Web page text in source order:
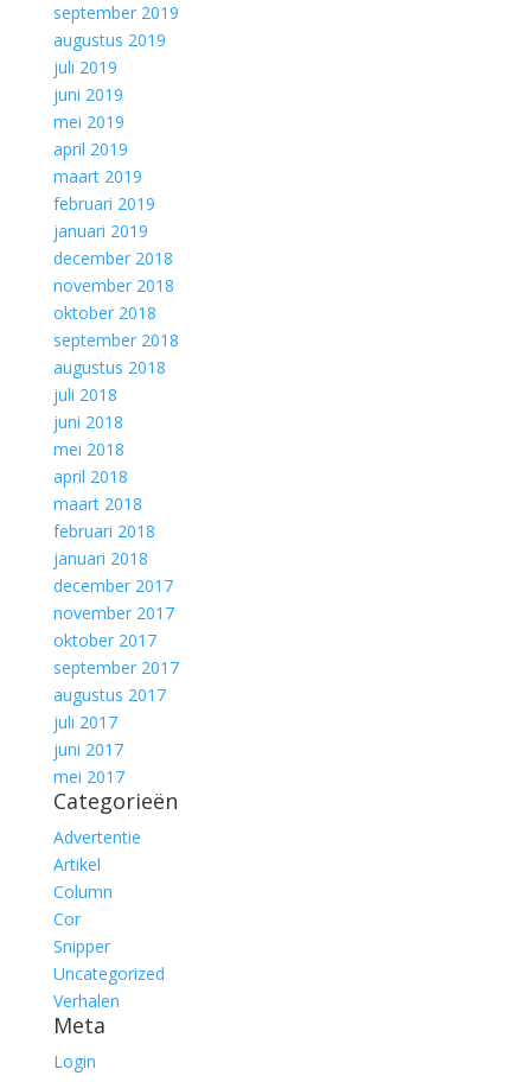
september 2019
augustus 2019
juli 2019
juni 2019
mei 2019
april 2019
maart 2019
februari 2019
januari 2019
december 2018
november 2018
oktober 2018
september 2018
augustus 2018
juli 2018
juni 2018
mei 2018
april 2018
maart 2018
februari 2018
januari 2018
december 2017
november 2017
oktober 2017
september 2017
augustus 2017
juli 2017
juni 2017
mei 2017
Categorieën
Advertentie
Artikel
Column
Cor
Snipper
Uncategorized
Verhalen
Meta
Login